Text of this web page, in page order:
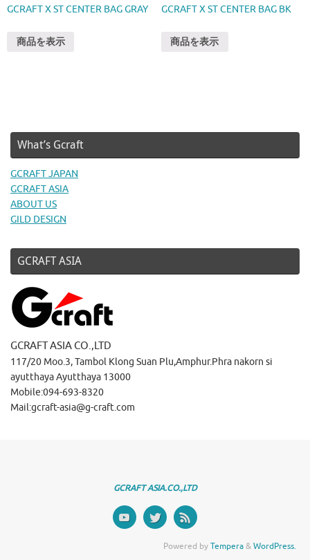
GCRAFT X ST CENTER BAG GRAY
商品を表示
GCRAFT X ST CENTER BAG BK
商品を表示
What’s Gcraft
GCRAFT JAPAN
GCRAFT ASIA
ABOUT US
GILD DESIGN
GCRAFT ASIA
GCRAFT ASIA CO.,LTD
117/20 Moo.3, Tambol Klong Suan Plu,Amphur.Phra nakorn si
ayutthaya Ayutthaya 13000
Mobile:094-693-8320
Mail:gcraft-asia@g-craft.com
GCRAFT ASIA.CO.,LTD
Powered byTempera&WordPress.